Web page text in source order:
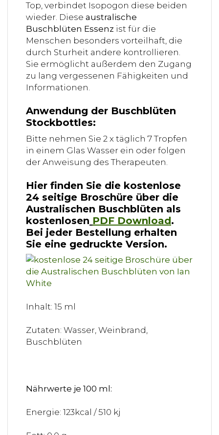
Top, verbindet Isopogon diese beiden
wieder. Diese australische
Buschblüten Essenz ist für die
Menschen besonders vorteilhaft, die
durch Sturheit andere kontrollieren.
Sie ermöglicht außerdem den Zugang
zu lang vergessenen Fähigkeiten und
Informationen.
Anwendung der Buschblüten
Stockbottles:
Bitte nehmen Sie 2 x täglich 7 Tropfen
in einem Glas Wasser ein oder folgen
der Anweisung des Therapeuten.
Hier finden Sie die kostenlose
24 seitige Broschüre über die
Australischen Buschblüten als
kostenlosen PDF Download.
Bei jeder Bestellung erhalten
Sie eine gedruckte Version.
Inhalt: 15 ml
Zutaten: Wasser, Weinbrand,
Buschblüten
Nährwerte je 100 ml:
Energie: 123kcal / 510 kj